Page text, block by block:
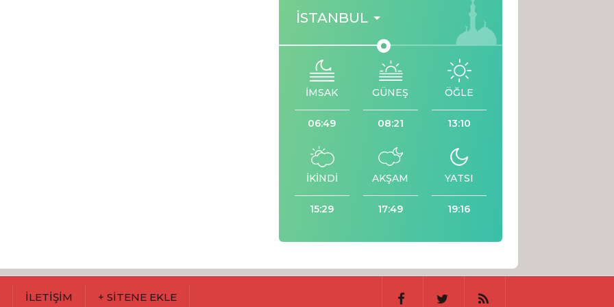
İSTANBUL
İMSAK
06:49
GÜNEŞ
08:21
ÖĞLE
13:10
İKİNDİ
15:29
AKŞAM
17:49
YATSI
19:16
İLETİŞİM + SİTENE EKLE